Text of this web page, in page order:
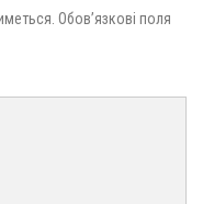
Обов’язкові поля